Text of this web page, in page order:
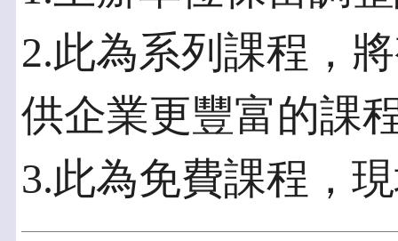
2.此為系列課程，
供企業更豐富的課
3.此為免費課程，